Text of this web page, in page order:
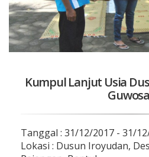
Kumpul Lanjut Usia
Tanggal : 31/12/2017 - 31/
Lokasi : Dusun Iroyudan,